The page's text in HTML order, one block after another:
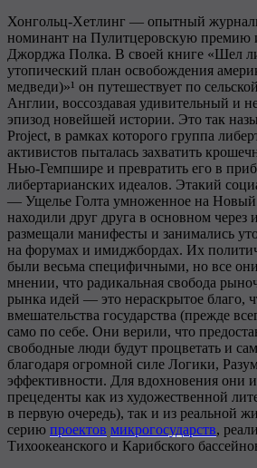
Хонгольц-Хетлинг — опытный
номинант на Пулитцеровскую премию
Джорджа Полка. В своей книге «Шел
утопический план освобождения
медведи)»¹ он путешествует по
Англии, воссоздавая удивительный и
эпизод новейшей истории. Это так
Project, в рамках которого группа
активистов пыталась захватить
Нью-Гемпшире и превратить его в
либертарианских идеалов. Этакий
— Ущелье Голта умноженное на
находили друг друга в основном через
размещали манифесты и занимались
на форумах и имиджбордах. Их
были весьма специфичными, но все
мнении, что радикальная свобода
рынка идей — это нераскрытое благо,
вмешательства государства (прежде
само по себе. Они верили, что
свободные люди будут процветать и
благодаря огромной силе Логики,
эффективности. Для вдохновения они
прецеденты как из художественной
в первую очередь), так и из реальной
серию проектов микрогосударств,
Тихоокеанского и Карибского